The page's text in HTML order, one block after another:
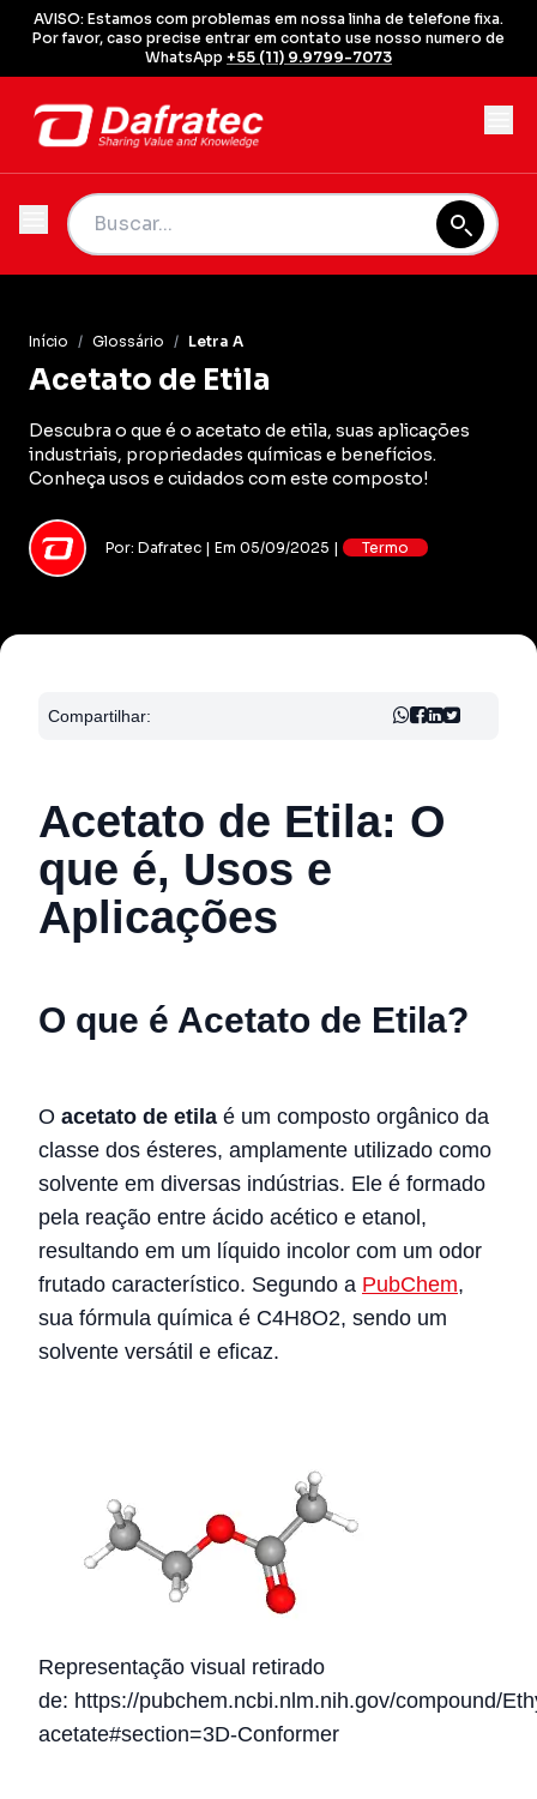
AVISO: Estamos com problemas em nossa linha de telefone fixa.
Por favor, caso precise entrar em contato use nosso numero de
WhatsApp +55 (11) 9.9799-7073
Início / Glossário / Letra A
Acetato de Etila
Descubra o que é o acetato de etila, suas aplicações
industriais, propriedades químicas e benefícios.
Conheça usos e cuidados com este composto!
Por: Dafratec | Em 05/09/2025 | Termo
Compartilhar:
Acetato de Etila: O
que é, Usos e
Aplicações
O que é Acetato de Etila?
O acetato de etila é um composto orgânico da
classe dos ésteres, amplamente utilizado como
solvente em diversas indústrias. Ele é formado
pela reação entre ácido acético e etanol,
resultando em um líquido incolor com um odor
frutado característico. Segundo a PubChem,
sua fórmula química é C4H8O2, sendo um
solvente versátil e eficaz.
Representação visual retirado
de: https://pubchem.ncbi.nlm.nih.gov/compound/
acetate#section=3D-Conformer